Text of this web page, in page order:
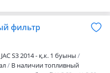
снижает нагрузку на
насос и продлевает срок
фильтр Тип детали:
Посадка: штатная, без
фильтр
JAC S3 2014 - қ.к. 1 буыны
В наличии топливный